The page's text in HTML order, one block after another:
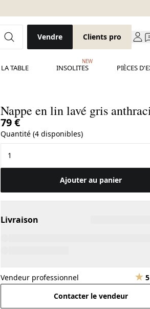
Vendre Clients pro
TABLE INSOLITES
NEW
PIÈCES
Nappe en lin lavé gris
79 €
Quantité (4 disponibles)
Ajouter au panier
Livraison
Vendeur professionnel 5
Contacter le vendeur